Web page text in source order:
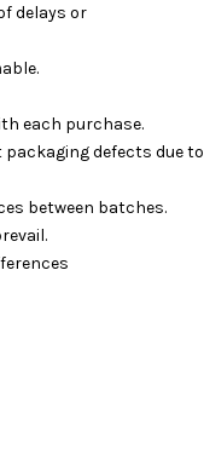
delays or
each purchase.
defects due to
between batches.